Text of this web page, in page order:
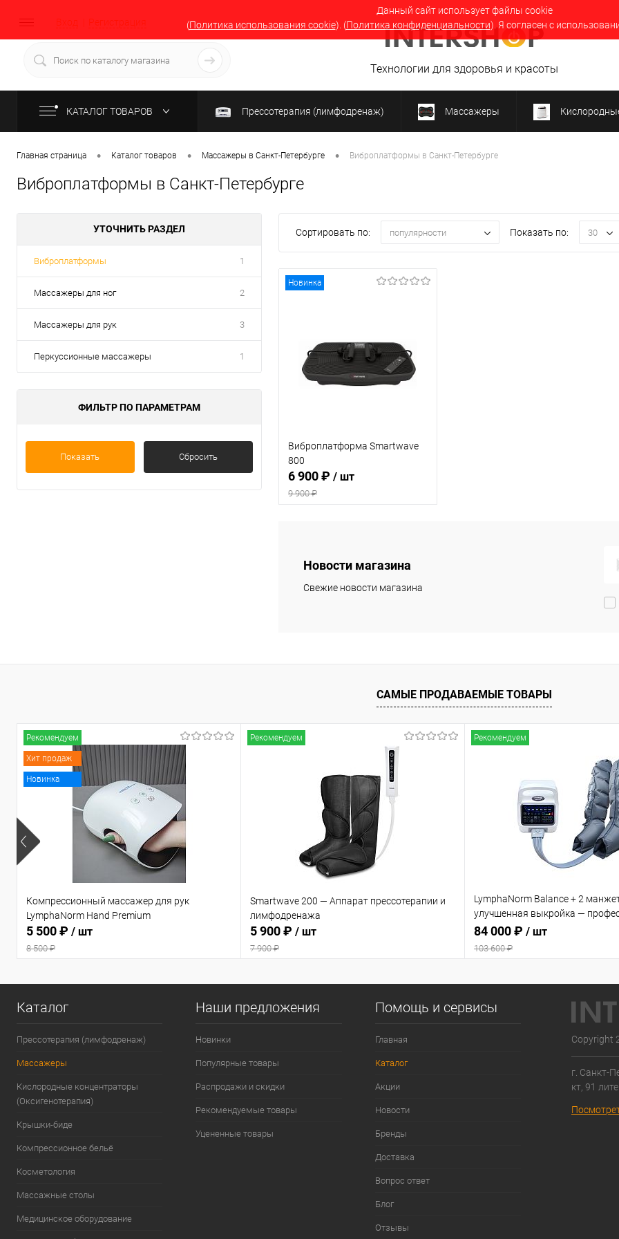
Данный сайт использует файлы cookie
(Политика использования cookie). (Политика конфиденциальности). Я согласен с
Вход Регистрация
Технологии для здоровья и красоты
КАТАЛОГ ТОВАРОВ Прессотерапия (лимфодренаж) Массажеры
Главная страница • Каталог товаров • Массажеры в Санкт-Петербурге • Виброплатформы в Санкт-Петербурге
Виброплатформы в Санкт-Петербурге
УТОЧНИТЬ РАЗДЕЛ
Виброплатформы 1
Массажеры для ног 2
Массажеры для рук 3
Перкуссионные массажеры 1
ФИЛЬТР ПО ПАРАМЕТРАМ
Показать Сбросить
Сортировать по: популярности Показать по: 30
Новинка
Виброплатформа Smartwave
800
6 900 ₽ / шт
9 900 ₽
В избранное
Недоступно
Новости магазина
Свежие новости магазина
САМЫЕ ПРОДАВАЕМЫЕ ТОВАРЫ
Рекомендуем
Хит продаж
Новинка
Компрессионный массажер для рук
LymphaNorm Hand Premium
5 500 ₽ / шт
8 500 ₽
Рекомендуем
Smartwave 200 — Аппарат прессотерапии и
лимфодренажа
5 900 ₽ / шт
7 900 ₽
Рекомендуем
LymphaNorm Balance + 2
улучшенная выкройка —
аппарат для прессотерапии и
лимфодренажа для салона
84 000 ₽ / шт
103 600 ₽
Каталог
Прессотерапия (лимфодренаж)
Массажеры
Кислородные концентраторы
(Оксигенотерапия)
Крышки-биде
Компрессионное бельё
Косметология
Массажные столы
Медицинское оборудование
Наши предложения
Новинки
Популярные товары
Распродажи и скидки
Рекомендуемые товары
Уцененные товары
Помощь и сервисы
Главная
Каталог
Акции
Новости
Бренды
Доставка
Вопрос ответ
Блог
Отзывы
Copyright
г. Санкт-
кт, 91